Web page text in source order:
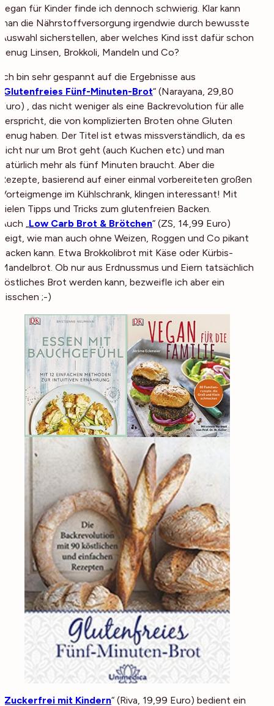
vegan für Kinder finde ich dennoch schwierig. Klar kann
man die Nährstoffversorgung irgendwie durch bewusste
Auswahl sicherstellen, aber welches Kind isst dafür schon
genug Linsen, Brokkoli, Mandeln und Co?
Ich bin sehr gespannt auf die Ergebnisse aus
Glutenfreies Fünf-Minuten-Brot“ (Narayana, 29,80
Euro) , das nicht weniger als eine Backrevolution für alle
verspricht, die von komplizierten Broten ohne Gluten
genug haben. Der Titel ist etwas missverständlich, da es
nicht nur um Brot geht (auch Kuchen etc) und man
natürlich mehr als fünf Minuten braucht. Aber die
Rezepte, basierend auf einer einmal vorbereiteten großen
Vorteigmenge im Kühlschrank, klingen interessant! Mit
vielen Tipps und Tricks zum glutenfreien Backen.
Auch „ Low Carb Brot & Brötchen“ (ZS, 14,99 Euro)
zeigt, wie man auch ohne Weizen, Roggen und Co pikant
backen kann. Etwa Brokkolibrot mit Käse oder Kürbis-
Mandelbrot. Ob nur aus Erdnussmus und Eiern tatsächlich
köstliches Brot werden kann, bezweifle ich aber ein
bisschen ;-)​
Zuckerfrei mit Kindern“ (Riva, 19,99 Euro) bedient ein